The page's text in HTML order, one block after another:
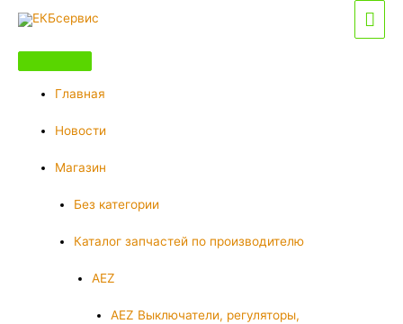
Перейти
содержимому
Главная
Новости
Магазин
Без категории
Каталог запчастей по производителю
AEZ
AEZ Выключатели, регуляторы,